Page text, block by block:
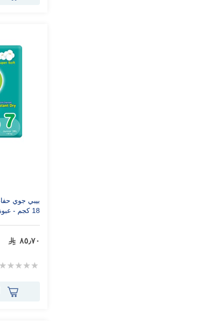
18 كجم - عبوة ميجا 34 حفاضة
٨٥٫٧٠
Rating: